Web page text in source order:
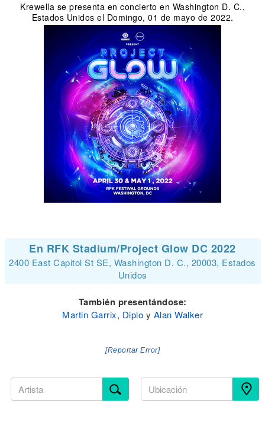
Krewella se presenta en concierto en Washington D. C.,
Estados Unidos el Domingo, 01 de mayo de 2022.
En RFK Stadium/Project Glow DC 2022
2400 East Capitol St SE, Washington D. C., 20003, Estados
Unidos
También presentándose:
Martin Garrix, Diplo y Alan Walker
[Reportar Error]